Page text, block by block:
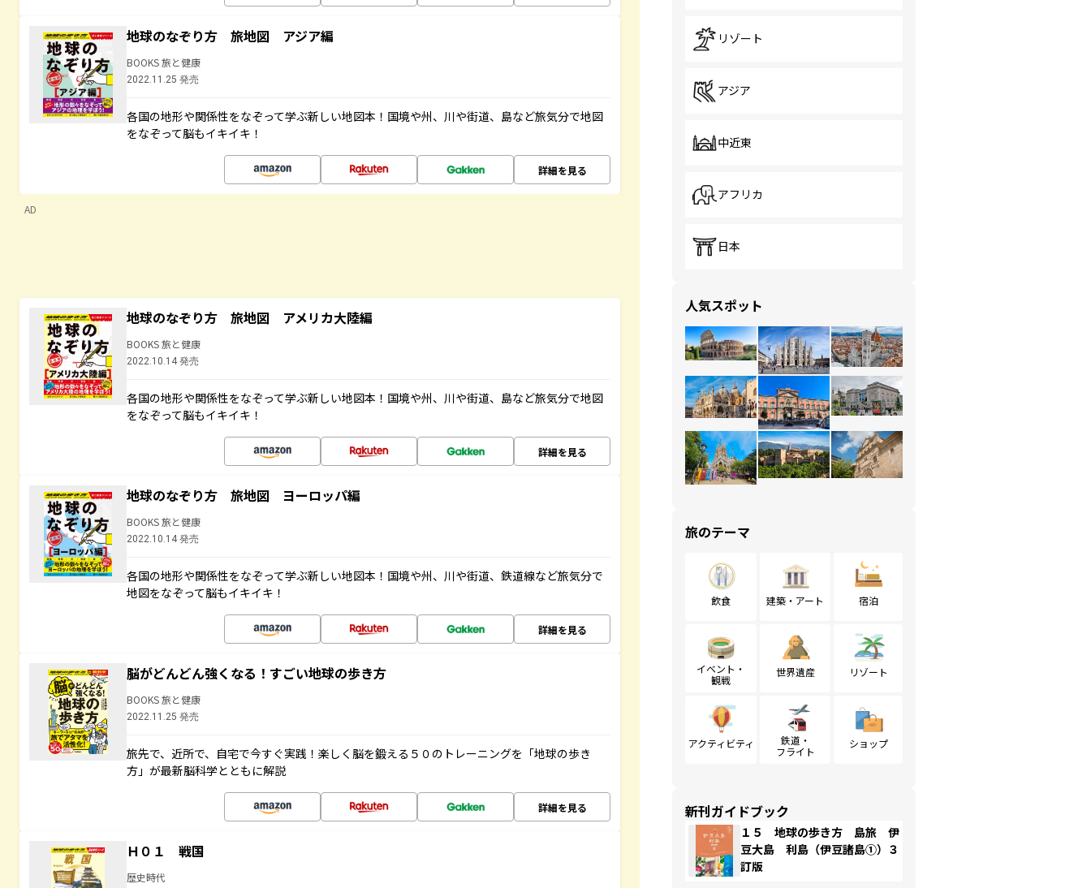
地球のなぞり方 旅地図 アジア編
BOOKS 旅と健康
2022.11.25 発売
各国の地形や関係性をなぞって学ぶ新しい地図本！国境や州、川や街道、島など旅気分で地図
をなぞって脳もイキイキ！
詳細を見る
AD
地球のなぞり方 旅地図 アメリカ大陸編
BOOKS 旅と健康
2022.10.14 発売
各国の地形や関係性をなぞって学ぶ新しい地図本！国境や州、川や街道、島など旅気分で地図
をなぞって脳もイキイキ！
詳細を見る
地球のなぞり方 旅地図 ヨーロッパ編
BOOKS 旅と健康
2022.10.14 発売
各国の地形や関係性をなぞって学ぶ新しい地図本！国境や州、川や街道、鉄道線など旅気分で
地図をなぞって脳もイキイキ！
詳細を見る
脳がどんどん強くなる！すごい地球の歩き方
BOOKS 旅と健康
2022.11.25 発売
旅先で、近所で、自宅で今すぐ実践！楽しく脳を鍛える５０のトレーニングを「地球の歩き
方」が最新脳科学とともに解説
詳細を見る
Ｈ０１ 戦国
歴史時代
リゾート
アジア
中近東
アフリカ
日本
人気スポット
旅のテーマ
飲食 建築・アート 宿泊
イベント・
観戦
世界遺産 リゾート
アクティビティ
鉄道・
フライト
ショップ
新刊ガイドブック
１５ 地球の歩き方 島旅 伊
豆大島 利島（伊豆諸島①）３
訂版